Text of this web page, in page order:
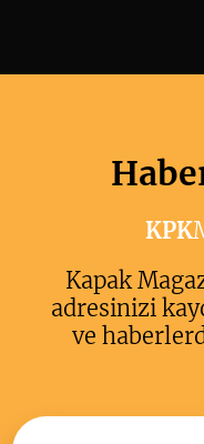
KPK
Kapak
adresinizi
ve